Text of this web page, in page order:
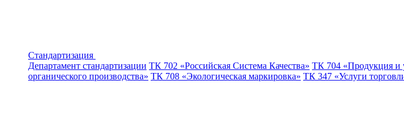
Стандартизация
Департамент стандартизации ТК 702 «Российская Система Качества» ТК 704 «Продукция и
органического производства» ТК 708 «Экологическая маркировка» ТК 347 «Услуги